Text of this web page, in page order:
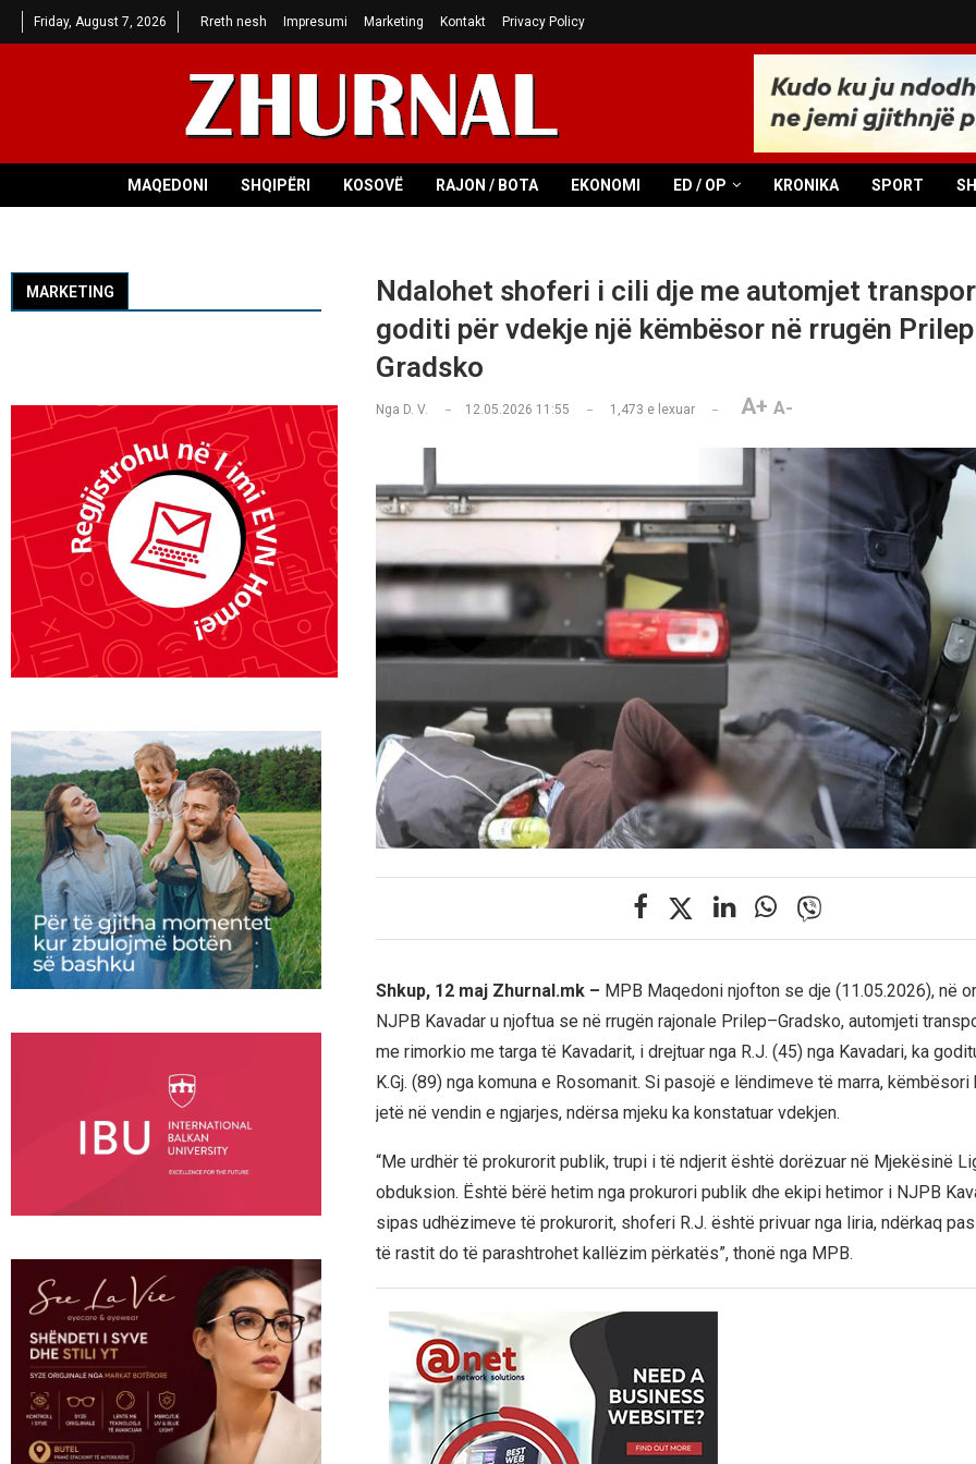
Friday, August 7, 2026 Rreth nesh Impresumi Marketing Kontakt Privacy Policy
MAQEDONI SHQIPËRI KOSOVË RAJON / BOTA EKONOMI ED / OP KRONIKA SPORT
Ndalohet shoferi i cili dje me automjet
goditi për vdekje një këmbësor në rrugën
Gradsko
Nga D. V. 12.05.2026 11:55 1,473 e lexuar A+ A-
Shkup, 12 maj Zhurnal.mk – MPB Maqedoni njofton se dje (11.05.2026), në
NJPB Kavadar u njoftua se në rrugën rajonale Prilep–Gradsko, automjeti
me rimorkio me targa të Kavadarit, i drejtuar nga R.J. (45) nga Kavadari, ka
K.Gj. (89) nga komuna e Rosomanit. Si pasojë e lëndimeve të marra, këmbësori
jetë në vendin e ngjarjes, ndërsa mjeku ka konstatuar vdekjen.
“Me urdhër të prokurorit publik, trupi i të ndjerit është dorëzuar në Mjekësinë
obduksion. Është bërë hetim nga prokurori publik dhe ekipi hetimor i NJPB
sipas udhëzimeve të prokurorit, shoferi R.J. është privuar nga liria, ndërkaq
të rastit do të parashtrohet kallëzim përkatës”, thonë nga MPB.
MARKETING